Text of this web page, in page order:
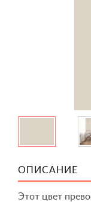
ОПИСАНИЕ
Этот цвет